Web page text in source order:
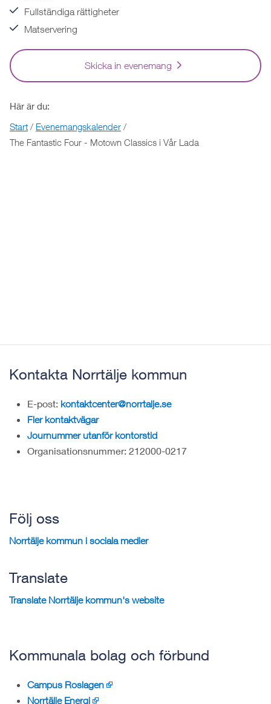
Fullständiga rättigheter
Matservering
Skicka in evenemang
Här är du:
Start / Evenemangskalender /
The Fantastic Four - Motown Classics i Vår Lada
Kontakta Norrtälje kommun
E-post: kontaktcenter@norrtalje.se
Fler kontaktvägar
Journummer utanför kontorstid
Organisationsnummer: 212000-0217
Följ oss
Norrtälje kommun i sociala medier
Translate
Translate Norrtälje kommun's website
Kommunala bolag och förbund
Campus Roslagen
Norrtälje Energi